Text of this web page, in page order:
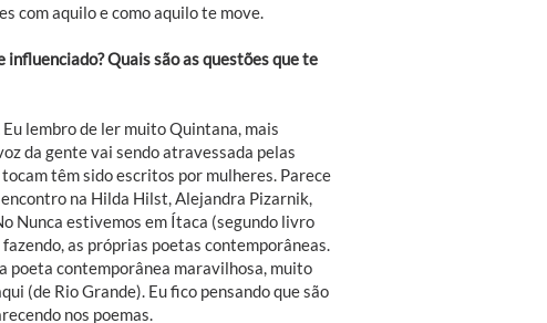
com aquilo e como aquilo te move.
Quais são as questões que te
lembro de ler muito Quintana, mais
da gente vai sendo atravessada pelas
têm sido escritos por mulheres. Parece
na Hilda Hilst, Alejandra Pizarnik,
Nunca estivemos em Ítaca (segundo livro
as próprias poetas contemporâneas.
poeta contemporânea maravilhosa, muito
(de Rio Grande). Eu fico pensando que são
nos poemas.